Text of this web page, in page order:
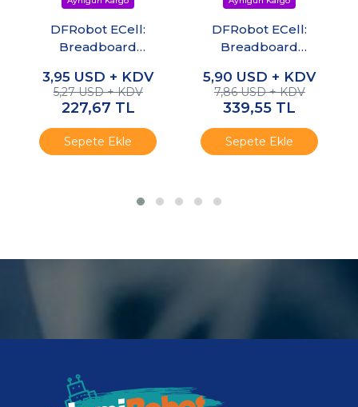
DFRobot ECell:
Breadboard
Kondansatör Seti
3,95 USD + KDV
5,27 USD + KDV
227,67 TL
Sepete Ekle
DFRobot ECell:
Breadboard
Seti
5,90 USD + KDV
7,86 USD + KDV
339,55 TL
Sepete Ekle